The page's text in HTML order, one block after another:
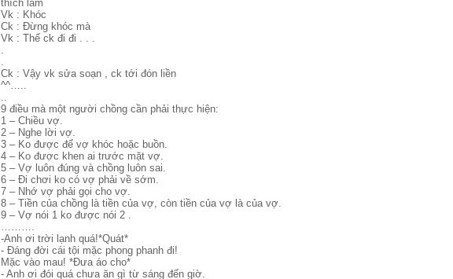
thích lắm
Vk : Khóc
Ck : Đừng khóc mà
Vk : Thế ck đi đi . . .
.
.
Ck : Vậy vk sửa soạn , ck tới đón liền
^^…..
..
9 điều mà một người chồng cần phải thực hiện:
1 – Chiều vợ.
2 – Nghe lời vợ.
3 – Ko được để vợ khóc hoặc buồn.
4 – Ko được khen ai trước mặt vợ.
5 – Vợ luôn đúng và chồng luôn sai.
6 – Đi chơi ko có vợ phải về sớm.
7 – Nhớ vợ phải gọi cho vợ.
8 – Tiền của chồng là tiền của vợ, còn tiền của vợ là của vợ.
9 – Vợ nói 1 ko được nói 2 .
……….
-Anh ơi trời lạnh quá!*Quát*
- Đáng đời cái tội mặc phong phanh đi!
Mặc vào mau! *Đưa áo cho*
- Anh ơi đói quá chưa ăn gì từ sáng đến giờ.